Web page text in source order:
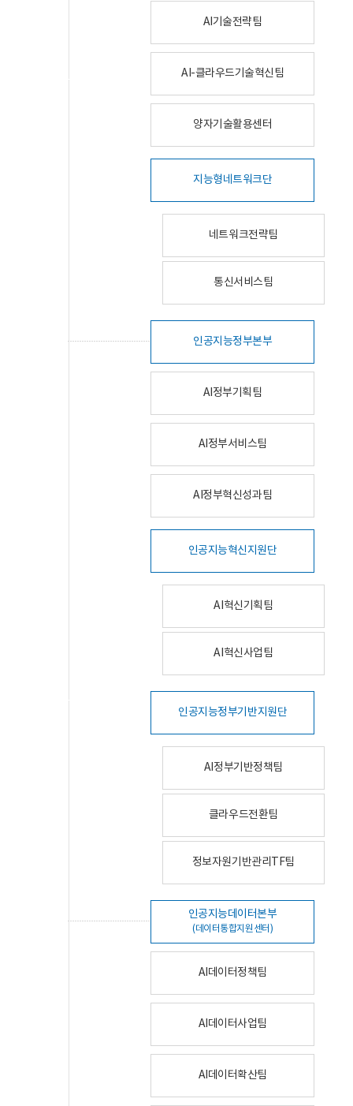
AI기술전략팀
AI-클라우드기술혁신팀
양자기술활용센터
지능형네트워크단
네트워크전략팀
통신서비스팀
인공지능정부본부
AI정부기획팀
AI정부서비스팀
AI정부혁신성과팀
인공지능혁신지원단
AI혁신기획팀
AI혁신사업팀
인공지능정부기반지원단
AI정부기반정책팀
클라우드전환팀
정보자원기반관리TF팀
인공지능데이터본부
(데이터통합지원센터)
AI데이터정책팀
AI데이터사업팀
AI데이터확산팀